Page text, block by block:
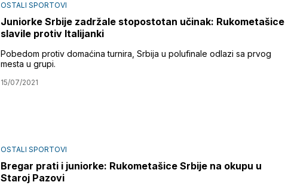
OSTALI SPORTOVI
Juniorke Srbije zadržale stopostotan učinak: Rukometašice
slavile protiv Italijanki
Pobedom protiv domaćina turnira, Srbija u polufinale odlazi sa prvog
mesta u grupi.
15/07/2021
OSTALI SPORTOVI
Bregar prati i juniorke: Rukometašice Srbije na okupu u
Staroj Pazovi